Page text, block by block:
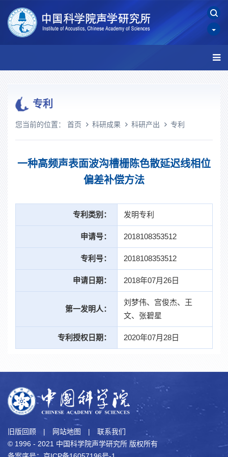
专利
您当前的位置： 首页 科研成果 科研产出 专利
一种高频声表面波沟槽栅陈色散延迟线相位
偏差补偿方法
专利类别： 发明专利
申请号： 2018108353512
专利号： 2018108353512
申请日期： 2018年07月26日
第一发明人：
刘梦伟、宫俊杰、王
文、张碧星
专利授权日期： 2020年07月28日
旧版回顾 | 网站地图 |
联系我们
© 1996 - 2021 中国科学院声学研究所 版权所有